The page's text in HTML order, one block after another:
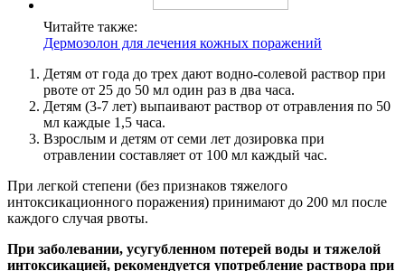
Читайте также:
Дермозолон для лечения кожных поражений
Детям от года до трех дают водно-солевой раствор при
рвоте от 25 до 50 мл один раз в два часа.
Детям (3-7 лет) выпаивают раствор от отравления по 50
мл каждые 1,5 часа.
Взрослым и детям от семи лет дозировка при
отравлении составляет от 100 мл каждый час.
При легкой степени (без признаков тяжелого
интоксикационного поражения) принимают до 200 мл после
каждого случая рвоты.
При заболевании, усугубленном потерей воды и тяжелой
интоксикацией, рекомендуется употребление раствора при